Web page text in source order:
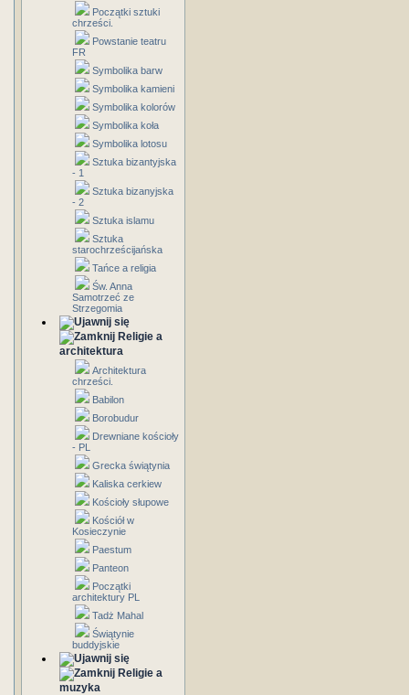
Początki sztuki
chrześci.
Powstanie teatru
FR
Symbolika barw
Symbolika kamieni
Symbolika kolorów
Symbolika koła
Symbolika lotosu
Sztuka bizantyjska
- 1
Sztuka bizanyjska
- 2
Sztuka islamu
Sztuka
starochrześcijańska
Tańce a religia
Św. Anna
Samotrzeć ze
Strzegomia
Religie a
architektura
Architektura
chrześci.
Babilon
Borobudur
Drewniane kościoły
- PL
Grecka świątynia
Kaliska cerkiew
Kościoły słupowe
Kościół w
Kosieczynie
Paestum
Panteon
Początki
architektury PL
Tadż Mahal
Świątynie
buddyjskie
Religie a
muzyka